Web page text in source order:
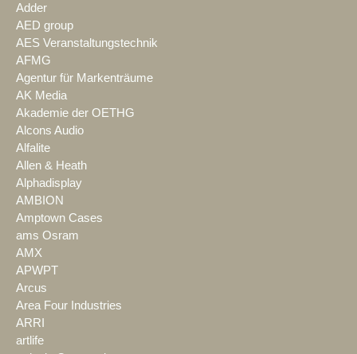
Adder
AED group
AES Veranstaltungstechnik
AFMG
Agentur für Markenträume
AK Media
Akademie der OETHG
Alcons Audio
Alfalite
Allen & Heath
Alphadisplay
AMBION
Amptown Cases
ams Osram
AMX
APWPT
Arcus
Area Four Industries
ARRI
artlife